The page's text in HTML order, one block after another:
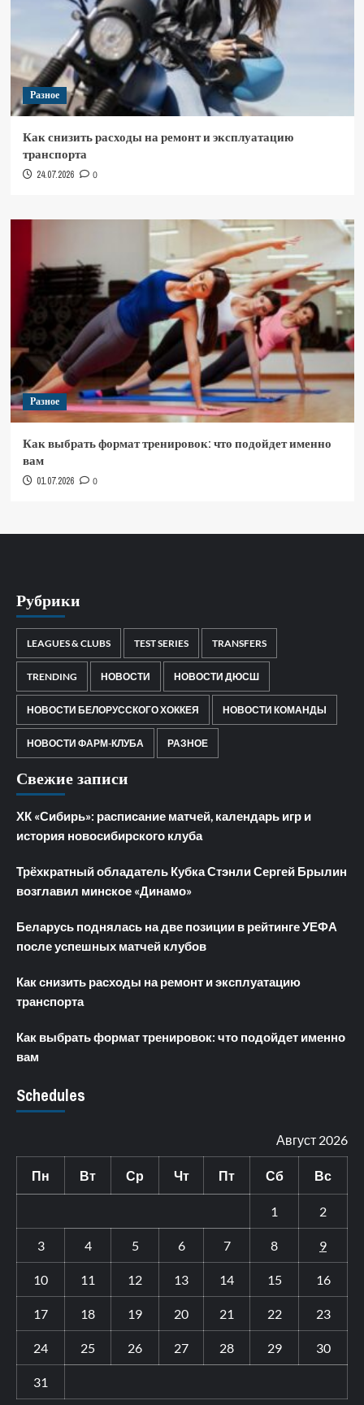
Разное
Как снизить расходы на ремонт и эксплуатацию
транспорта
24.07.2026 0
Разное
Как выбрать формат тренировок: что подойдет именно
вам
01.07.2026 0
Рубрики
LEAGUES & CLUBS TEST SERIES TRANSFERS
TRENDING НОВОСТИ НОВОСТИ ДЮСШ
НОВОСТИ БЕЛОРУССКОГО ХОККЕЯ НОВОСТИ КОМАНДЫ
НОВОСТИ ФАРМ-КЛУБА РАЗНОЕ
Свежие записи
ХК «Сибирь»: расписание матчей, календарь игр и
история новосибирского клуба
Трёхкратный обладатель Кубка Стэнли Сергей Брылин
возглавил минское «Динамо»
Беларусь поднялась на две позиции в рейтинге УЕФА
после успешных матчей клубов
Как снизить расходы на ремонт и эксплуатацию
транспорта
Как выбрать формат тренировок: что подойдет именно
вам
Schedules
Август 2026
Пн Вт Ср Чт Пт Сб Вс
1 2
3 4 5 6 7 8 9
10 11 12 13 14 15 16
17 18 19 20 21 22 23
24 25 26 27 28 29 30
31